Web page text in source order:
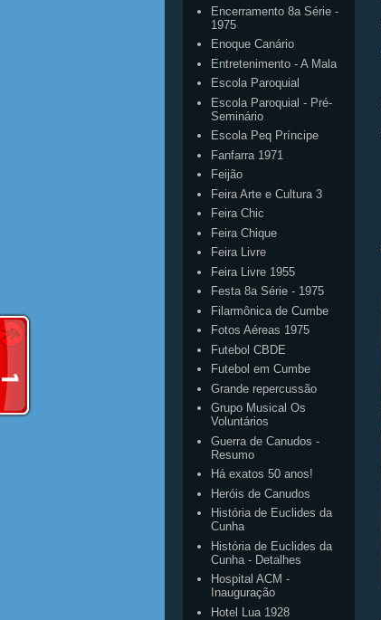
Encerramento 8a Série -
1975
Enoque Canário
Entretenimento - A Mala
Escola Paroquial
Escola Paroquial - Pré-
Seminário
Escola Peq Príncipe
Fanfarra 1971
Feijão
Feira Arte e Cultura 3
Feira Chic
Feira Chique
Feira Livre
Feira Livre 1955
Festa 8a Série - 1975
Filarmônica de Cumbe
Fotos Aéreas 1975
Futebol CBDE
Futebol em Cumbe
Grande repercussão
Grupo Musical Os
Voluntários
Guerra de Canudos -
Resumo
Há exatos 50 anos!
Heróis de Canudos
História de Euclides da
Cunha
História de Euclides da
Cunha - Detalhes
Hospital ACM -
Inauguração
Hotel Lua 1928